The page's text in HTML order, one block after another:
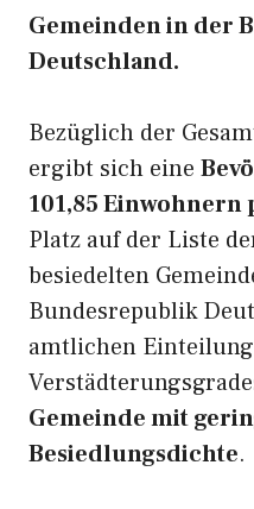
Gemeinden in der
Deutschland.
Bezüglich der
ergibt sich eine
101,85 Einwohnern
Platz auf der Liste
besiedelten
Bundesrepublik
amtlichen
Gemeinde mit
Besiedlungsdichte.